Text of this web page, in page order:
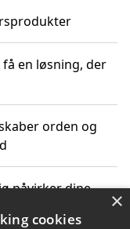
en løsning, der
orden og
påvirker dine
×
cookies